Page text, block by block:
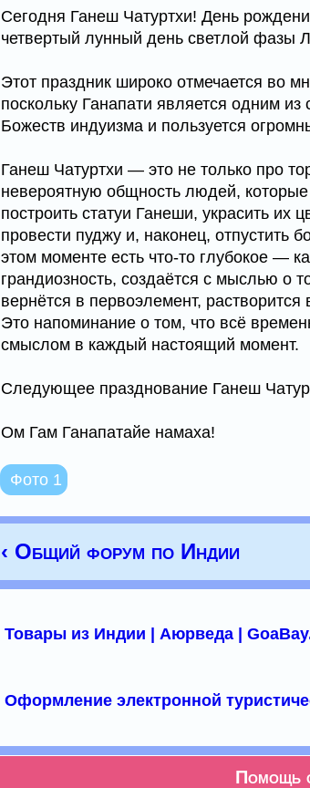
Сегодня Ганеш Чатуртхи! День
четвертый лунный день светлой фазы
Этот праздник широко отмечается во
поскольку Ганапати является одним
Божеств индуизма и пользуется
Ганеш Чатуртхи — это не только про
невероятную общность людей,
построить статуи Ганеши, украсить их
провести пуджу и, наконец, отпустить
этом моменте есть что-то глубокое —
грандиозность, создаётся с мыслью о
вернётся в первоэлемент,
Это напоминание о том, что всё
смыслом в каждый настоящий момент.
Следующее празднование Ганеш
Ом Гам Ганапатайе намаха!
Фото 1
‹ Общий форум по Индии
Товары из Индии | Аюрведа |
Оформление электронной
Помощь